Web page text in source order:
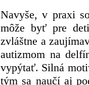
Navyše, v praxi
môže byť pre
zvláštne a
autizmom na
vypýtať. Silná
tým sa naučí aj